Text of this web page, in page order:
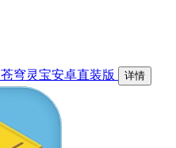
苍穹灵宝安卓直装版 详情